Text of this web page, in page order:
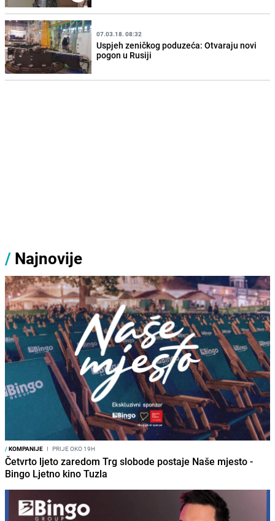
07.03.18. 08:32
Uspjeh zeničkog poduzeća: Otvaraju novi
pogon u Rusiji
/ Najnovije
/KOMPANIJE I PRIJE OKO 19H
Četvrto ljeto zaredom Trg slobode postaje Naše mjesto -
Bingo Ljetno kino Tuzla